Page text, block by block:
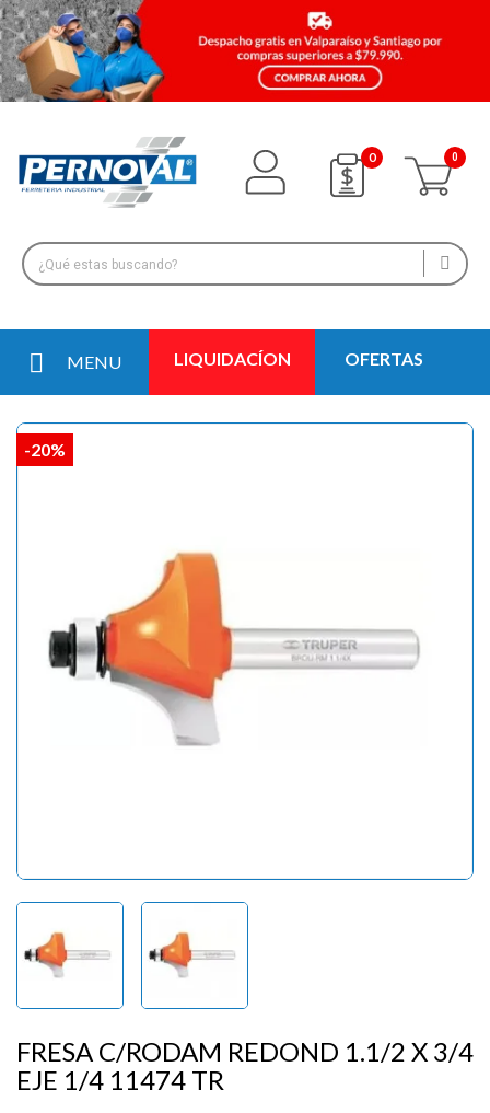
0
MENU LIQUIDACÍON OFERTAS
-20%
FRESA C/RODAM REDOND 1.1/2 X 3/4
EJE 1/4 11474 TR